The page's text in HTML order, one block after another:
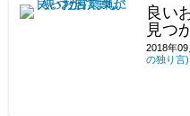
良い
見つ
2018年09
の独り言)